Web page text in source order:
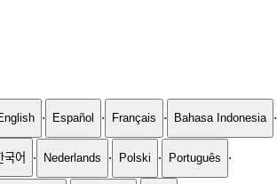
· Español · Français · Bahasa Indonesia ·
국어 · Nederlands · Polski · Português ·